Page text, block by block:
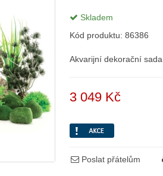
Skladem
Kód produktu: 86386
Akvarijní dekorační
3 049 Kč
Poslat přátelům